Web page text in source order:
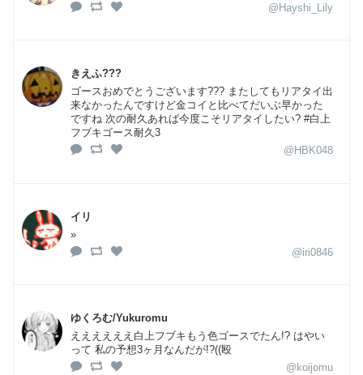
@Hayshi_Lily
きえふ???
ゴースおめでとうございます??? またしてもリアタイ出
来なかったんですけど金コイと比べてだいぶ早かった
ですね 次の耐久あれば今度こそリアタイしたい? #白上
フブキゴース耐久3
@HBK048
イリ
»
@iri0846
ゆくろむ/Yukuromu
ええええええ白上フブキもう色ゴースでたん!? はやい
って 私の予想3ヶ月なんだが!?((殴
@koijomu